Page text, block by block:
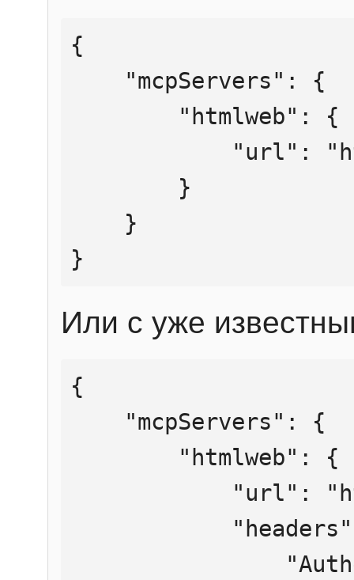
{
}
Или с уже
{